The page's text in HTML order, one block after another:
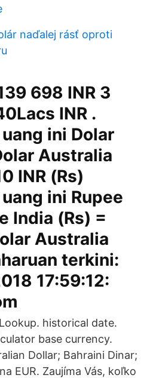
naďalej rásť oproti
698 INR 3
INR .
ini Dolar
Australia
INR (Rs)
ini Rupee
India (Rs) =
Australia
terkini:
17:59:12:
historical date.
base currency.
Dollar; Bahraini Dinar;
EUR. Zaujíma Vás, koľko